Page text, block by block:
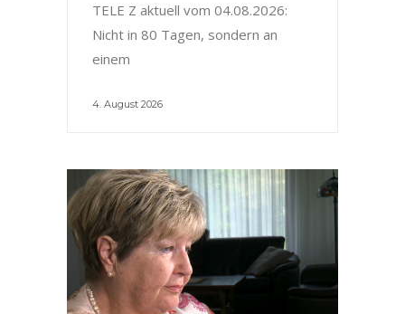
TELE Z aktuell vom 04.08.2026:
Nicht in 80 Tagen, sondern an
einem
4. August 2026